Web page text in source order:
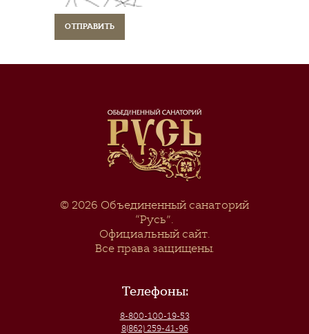
© 2026 Объединенный санаторий
“Русь”.
Официальный сайт.
Все права защищены.
Телефоны:
8-800-100-19-53
8(862) 259-41-96